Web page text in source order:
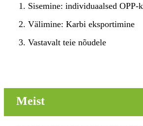
1. Sisemine: individuaalsed
2. Välimine: Karbi eksportimine
3. Vastavalt teie nõudele
Meist